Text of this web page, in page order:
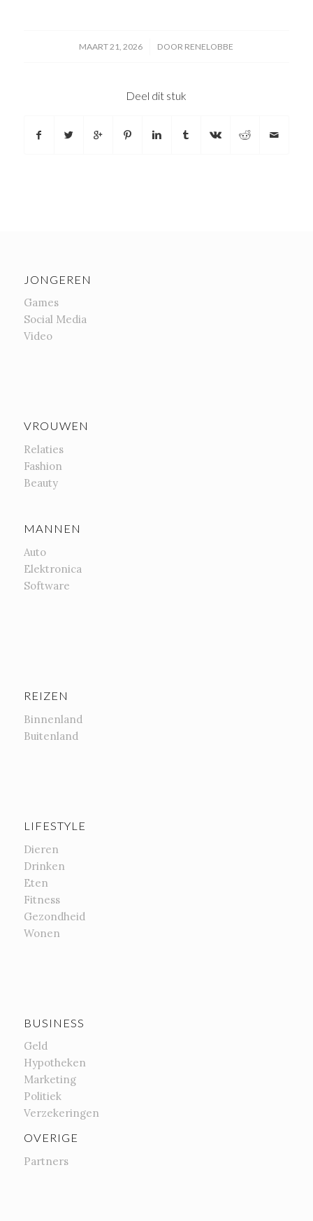
MAART 21, 2026
/ DOOR RENELOBBE
Deel dit stuk
JONGEREN
Games
Social Media
Video
VROUWEN
Relaties
Fashion
Beauty
MANNEN
Auto
Elektronica
Software
REIZEN
Binnenland
Buitenland
LIFESTYLE
Dieren
Drinken
Eten
Fitness
Gezondheid
Wonen
BUSINESS
Geld
Hypotheken
Marketing
Politiek
Verzekeringen
OVERIGE
Partners